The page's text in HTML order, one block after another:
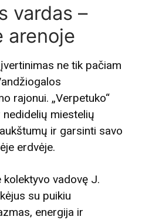
vardas –
arenoje
ne tik pačiam
rajonui. „Verpetuko“
miestelių
ir garsinti savo
erdvėje.
vadovę J.
su puikiu
energija ir